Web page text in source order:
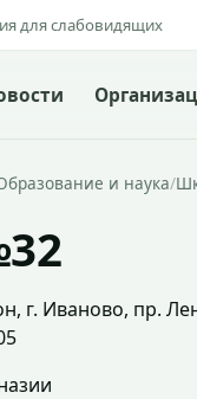
для слабовидящих
и наука/
г. Иваново, пр.